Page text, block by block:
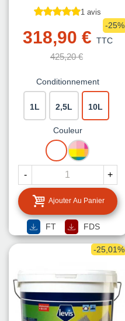
1 avis
318,90 € TTC
425,20 €
-25%
Conditionnement
1L 2,5L 10L
Couleur
BLANCMISE
A
TEINTE
- +
Ajouter Au Panier
FT FDS
-25,01%